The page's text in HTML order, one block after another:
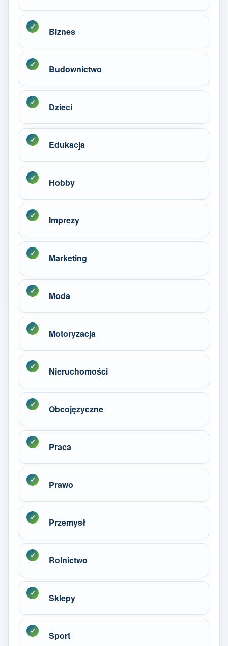
Biznes
Budownictwo
Dzieci
Edukacja
Hobby
Imprezy
Marketing
Moda
Motoryzacja
Nieruchomości
Obcojęzyczne
Praca
Prawo
Przemysł
Rolnictwo
Sklepy
Sport